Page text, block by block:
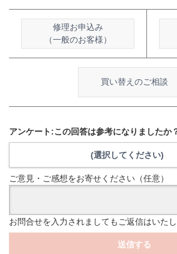
修理お申込み
（一般のお客様）
買い替えのご相談
アンケート:この回答は参考になりましたか
(選択してください)
ご意見・ご感想をお寄せください（任意）
お問合せを入力されましてもご返信はいた
送信する